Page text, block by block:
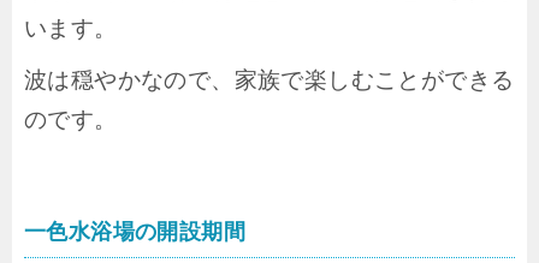
います。
波は穏やかなので、家族で楽しむことができる
のです。
一色水浴場の開設期間